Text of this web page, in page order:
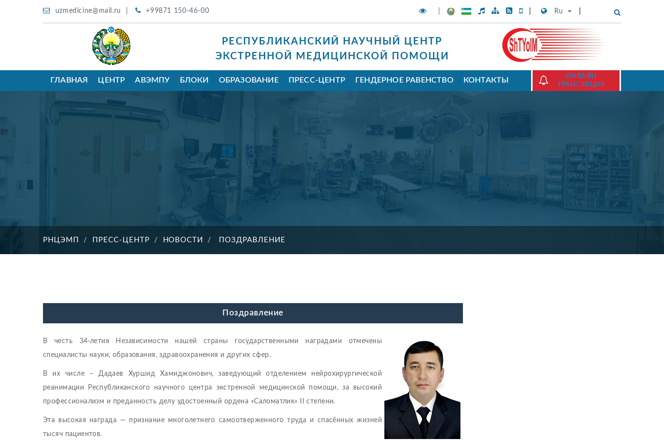
uzmedicine@mail.ru +99871 150-46-00 Ru
РЕСПУБЛИКАНСКИЙ НАУЧНЫЙ ЦЕНТР
ЭКСТРЕННОЙ МЕДИЦИНСКОЙ ПОМОЩИ
ОНЛАЙН
ТРАНСЛЯЦИЯ
ГЛАВНАЯ ЦЕНТР АВЭМПУ БЛОКИ ОБРАЗОВАНИЕ ПРЕСС-ЦЕНТР ГЕНДЕРНОЕ РАВЕНСТВО КОНТАКТЫ
РНЦЭМП ПРЕСС-ЦЕНТР НОВОСТИ ПОЗДРАВЛЕНИЕ
Поздравление
В честь 34-летия Независимости нашей страны государственными наградами отмечены
специалисты науки, образования, здравоохранения и других сфер.
В их числе – Дадаев Хуршид Хамиджонович, заведующий отделением нейрохирургической
реанимации Республиканского научного центра экстренной медицинской помощи, за высокий
профессионализм и преданность делу удостоенный ордена «Саломатлик» II степени.
Эта высокая награда — признание многолетнего самоотверженного труда и спасённых жизней
тысяч пациентов.